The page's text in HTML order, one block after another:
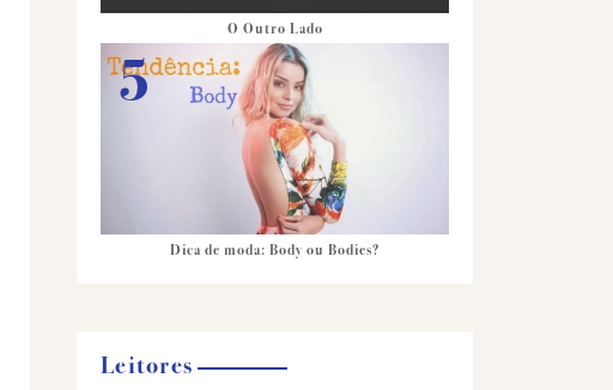
O Outro Lado
Dica de moda: Body ou Bodies?
Leitores